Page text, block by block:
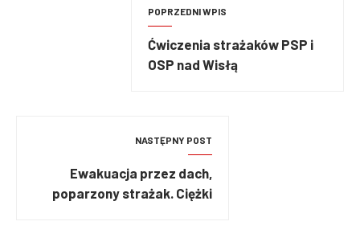
POPRZEDNI WPIS
Ćwiczenia strażaków PSP i
OSP nad Wisłą
NASTĘPNY POST
Ewakuacja przez dach,
poparzony strażak. Ciężki